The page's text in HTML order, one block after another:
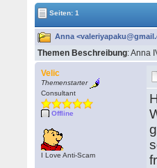
Seiten: 1
Anna
Themen Beschreibung: Anna
Velic
Themenstarter
Consultant
Offline
I Love Anti-Scam